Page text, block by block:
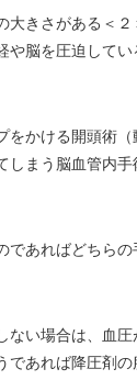
きさがある＜
脳を圧迫して
かける開頭術（
しまう脳血管内
あればどちら
い場合は、血圧
あれば降圧剤の